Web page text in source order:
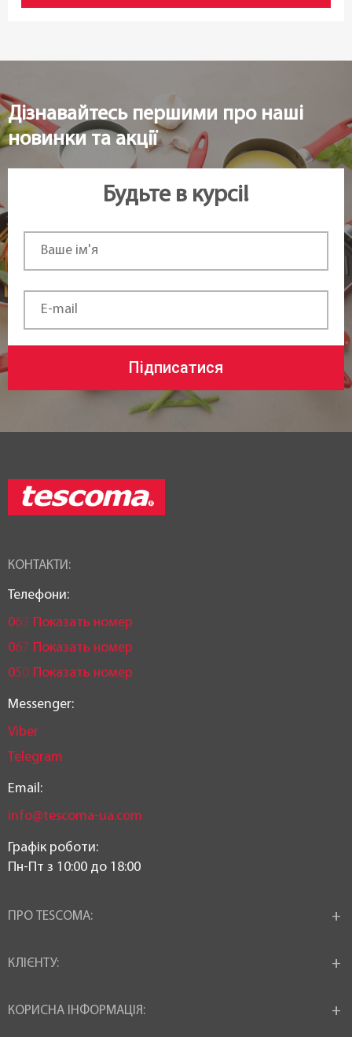
Дізнавайтесь першими про наші
новинки та акції
Будьте в курсі!
Підписатися
КОНТАКТИ:
Телефони:
063 Показать номер
067 Показать номер
050 Показать номер
Messenger:
Viber
Telegram
Email:
info@tescoma-ua.com
Графік роботи:
Пн-Пт з 10:00 до 18:00
ПРО TESCOMA:
КЛІЄНТУ:
КОРИСНА ІНФОРМАЦІЯ: